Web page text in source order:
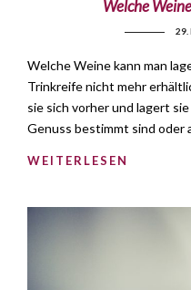
Welche
29.
Welche Weine kann man
Trinkreife nicht mehr
sie sich vorher und lagert
Genuss bestimmt sind oder
WEITERLESEN